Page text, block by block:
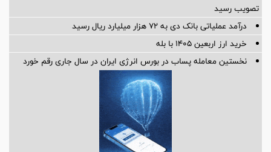
تصویب رسید
درآمد عملیاتی بانک دی به ۷۲ هزار میلیارد ریال رسید
خرید ارز اربعین ۱۴۰۵ با بله
نخستین معامله پساب در بورس انرژی ایران در سال جاری رقم خورد